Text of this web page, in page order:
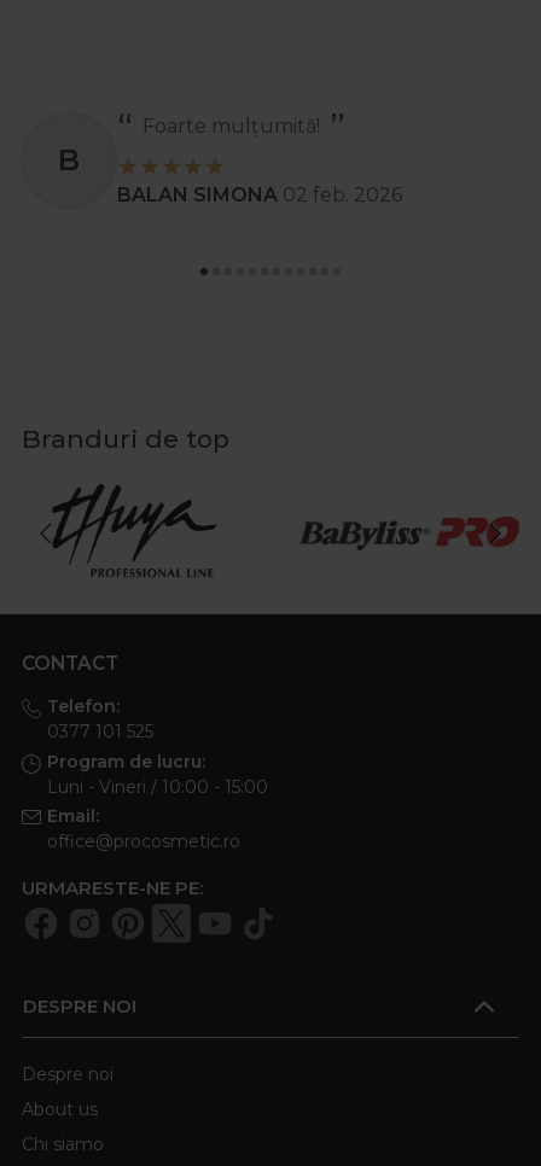
B
Foarte mulțumită!
BALAN SIMONA 02 feb. 2026
Branduri de top
CONTACT
Telefon:
0377 101 525
Program de lucru:
Luni - Vineri / 10:00 - 15:00
Email:
office@procosmetic.ro
URMARESTE-NE PE:
DESPRE NOI
Despre noi
About us
Chi siamo